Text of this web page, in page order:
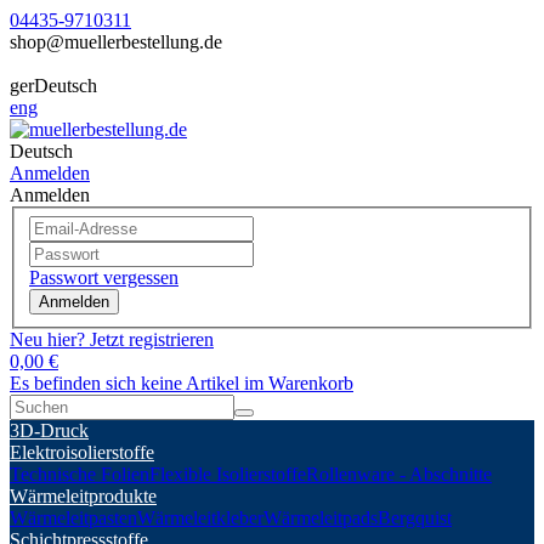
04435-9710311
shop@muellerbestellung.de
gerDeutsch
eng
Deutsch
Anmelden
Anmelden
Passwort vergessen
Anmelden
Neu hier? Jetzt registrieren
0,00 €
Es befinden sich keine Artikel im Warenkorb
3D-Druck
Elektroisolierstoffe
Technische FolienFlexible IsolierstoffeRollenware - Abschnitte
Wärmeleitprodukte
WärmeleitpastenWärmeleitkleberWärmeleitpadsBergquist
Schichtpressstoffe